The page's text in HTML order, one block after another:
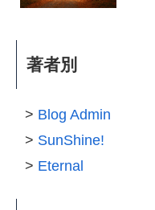
著者別
Blog Admin
SunShine!
Eternal